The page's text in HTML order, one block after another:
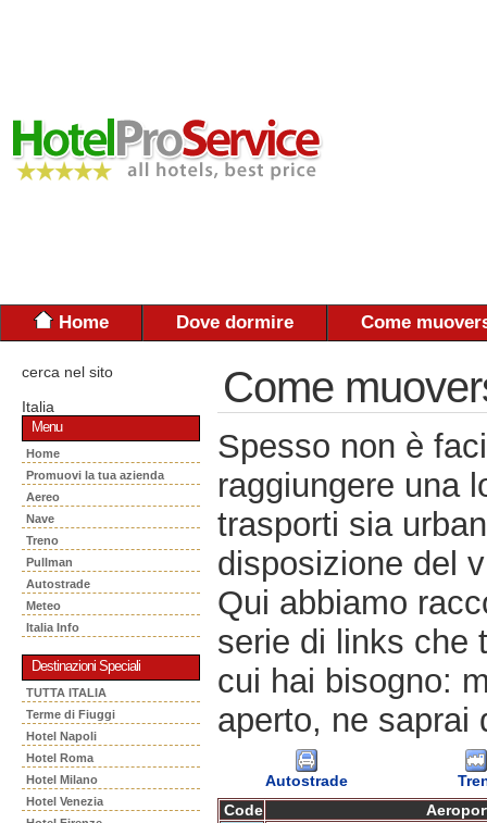
Home Dove dormire Come
cerca nel sito
Italia
Menu
Home
Promuovi la tua azienda
Aereo
Nave
Treno
Pullman
Autostrade
Meteo
Italia Info
Destinazioni Speciali
TUTTA ITALIA
Terme di Fiuggi
Hotel Napoli
Hotel Roma
Hotel Milano
Hotel Venezia
Come
Spesso non è
raggiungere una
trasporti sia
disposizione del
Qui abbiamo
serie di links che
cui hai bisogno:
aperto, ne saprai
Autostrade
Code